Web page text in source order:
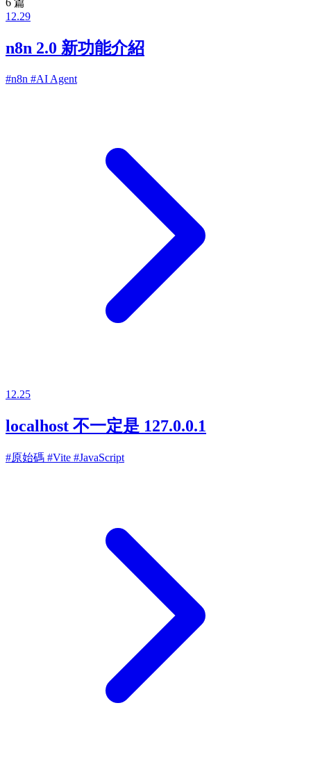
6 篇
12.29
n8n 2.0 新功能介紹
#n8n #AI Agent
12.25
localhost 不一定是 127.0.0.1
#原始碼 #Vite #JavaScript